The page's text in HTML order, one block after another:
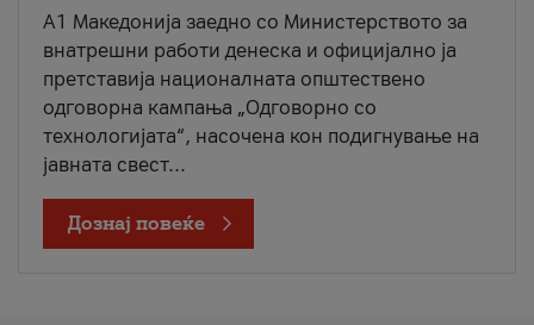
A1 Македонија заедно со Министерството за
внатрешни работи денеска и официјално ја
претставија националната општествено
одговорна кампања „Одговорно со
технологијата“, насочена кон подигнување на
јавната свест...
Дознај повеќе